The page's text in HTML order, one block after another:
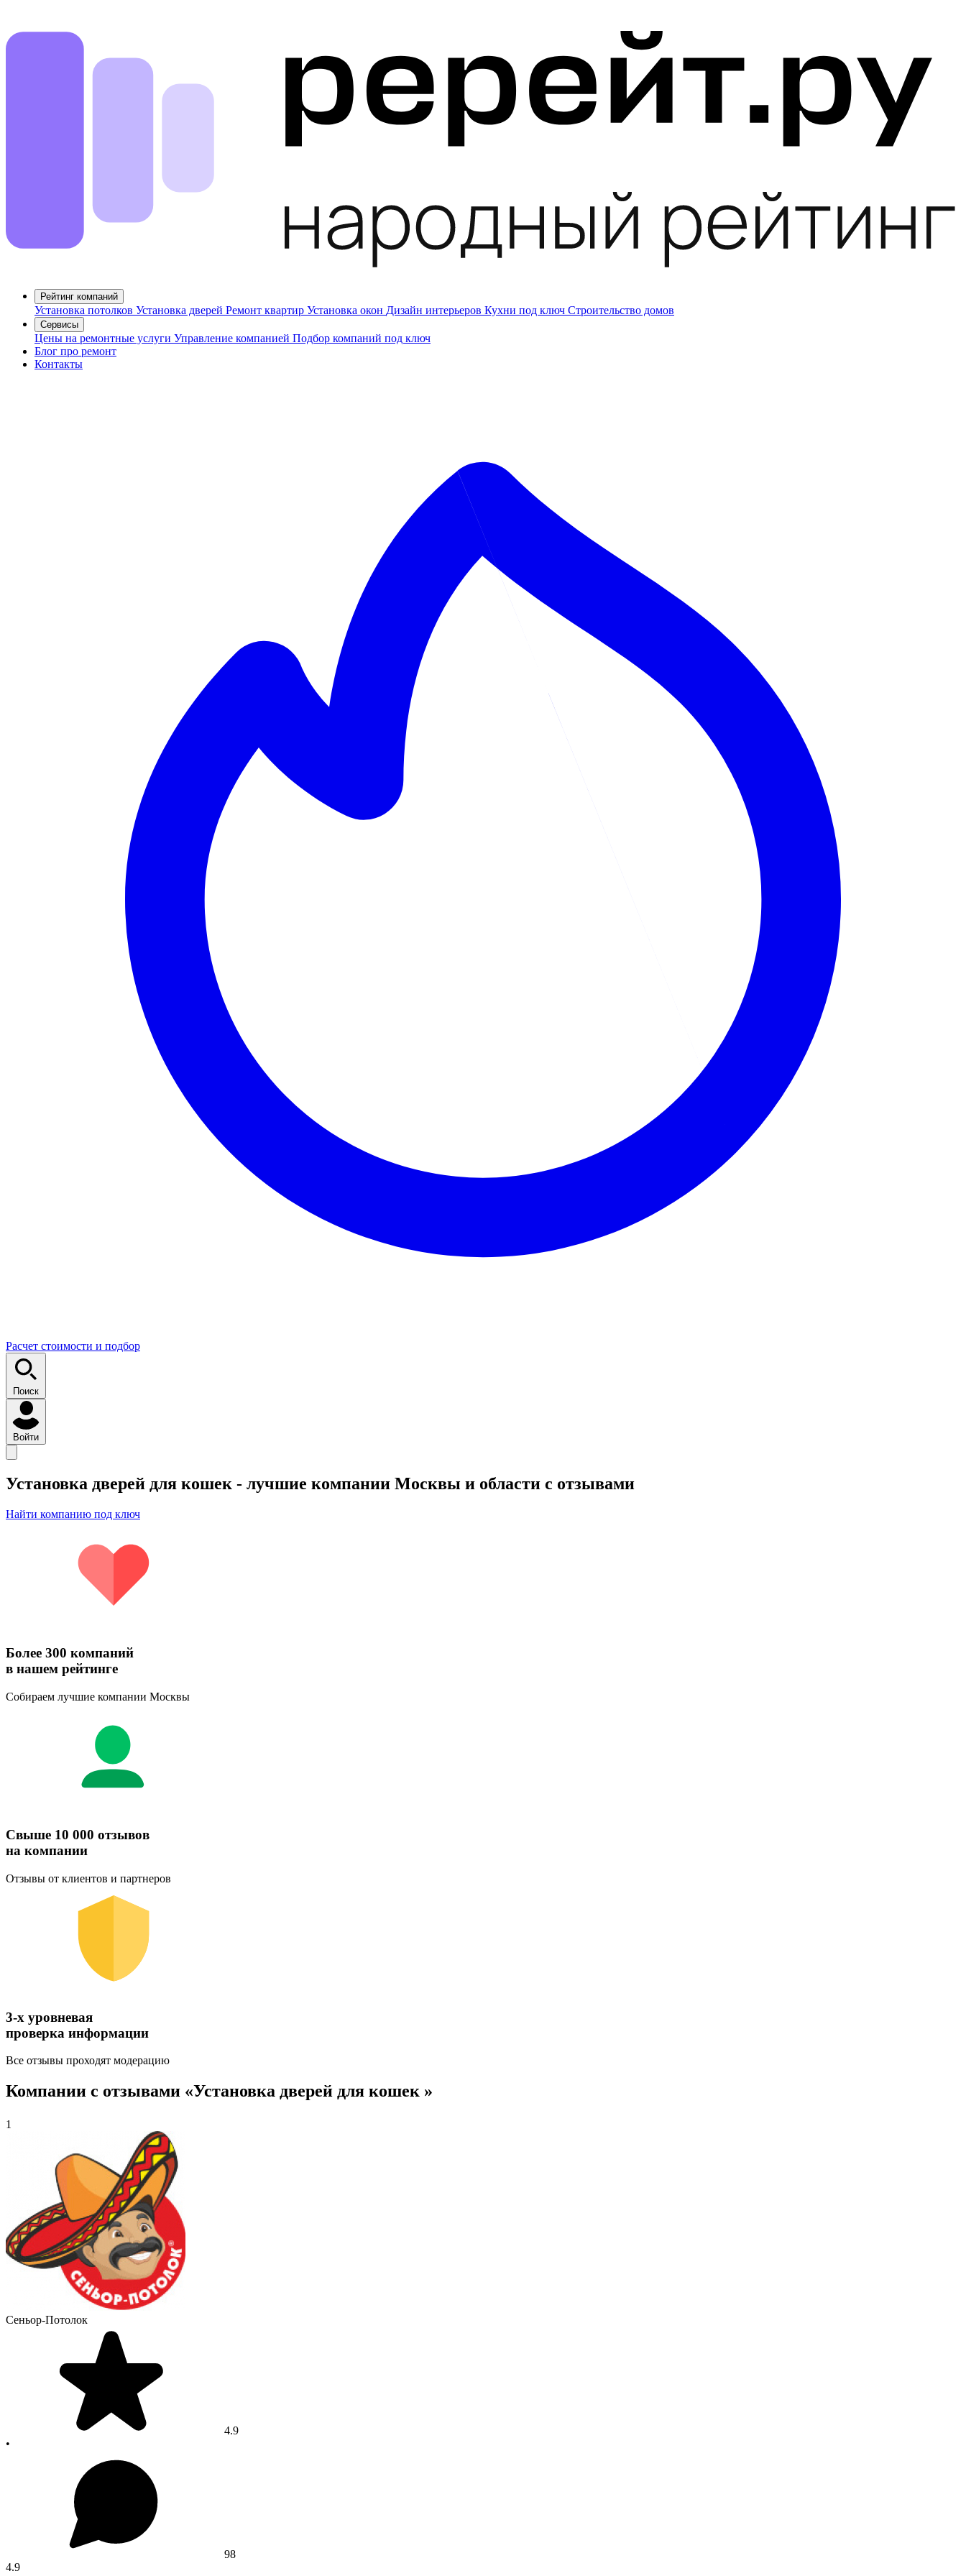
Рейтинг компаний
Установка потолков Установка дверей Ремонт квартир Установка окон Дизайн интерьеров Кухни под ключ Строительство домов
Сервисы
Цены на ремонтные услуги Управление компанией Подбор компаний под ключ
Блог про ремонт
Контакты
Расчет стоимости и подбор
Поиск
Войти
Установка дверей для кошек - лучшие компании Москвы и области с отзывами
Найти компанию под ключ
Более 300 компаний
в нашем рейтинге
Собираем лучшие компании Москвы
Свыше 10 000 отзывов
на компании
Отзывы от клиентов и партнеров
3-х уровневая
проверка информации
Все отзывы проходят модерацию
Компании с отзывами «Установка дверей для кошек »
1
Сеньор-Потолок
4.9
•
98
4.9